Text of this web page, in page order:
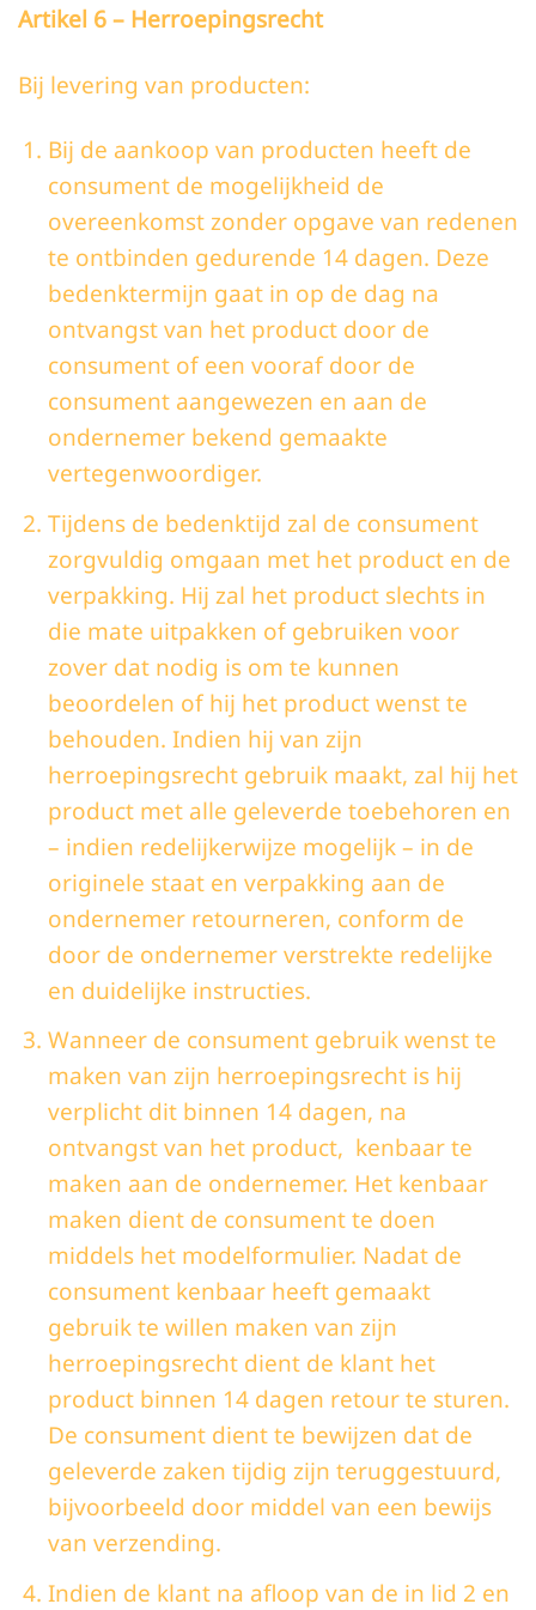
Artikel 6 – Herroepingsrecht
Bij levering van producten:
Bij de aankoop van producten heeft de
consument de mogelijkheid de
overeenkomst zonder opgave van redenen
te ontbinden gedurende 14 dagen. Deze
bedenktermijn gaat in op de dag na
ontvangst van het product door de
consument of een vooraf door de
consument aangewezen en aan de
ondernemer bekend gemaakte
vertegenwoordiger.
Tijdens de bedenktijd zal de consument
zorgvuldig omgaan met het product en de
verpakking. Hij zal het product slechts in
die mate uitpakken of gebruiken voor
zover dat nodig is om te kunnen
beoordelen of hij het product wenst te
behouden. Indien hij van zijn
herroepingsrecht gebruik maakt, zal hij het
product met alle geleverde toebehoren en
– indien redelijkerwijze mogelijk – in de
originele staat en verpakking aan de
ondernemer retourneren, conform de
door de ondernemer verstrekte redelijke
en duidelijke instructies.
Wanneer de consument gebruik wenst te
maken van zijn herroepingsrecht is hij
verplicht dit binnen 14 dagen, na
ontvangst van het product, kenbaar te
maken aan de ondernemer. Het kenbaar
maken dient de consument te doen
middels het modelformulier. Nadat de
consument kenbaar heeft gemaakt
gebruik te willen maken van zijn
herroepingsrecht dient de klant het
product binnen 14 dagen retour te sturen.
De consument dient te bewijzen dat de
geleverde zaken tijdig zijn teruggestuurd,
bijvoorbeeld door middel van een bewijs
van verzending.
Indien de klant na afloop van de in lid 2 en